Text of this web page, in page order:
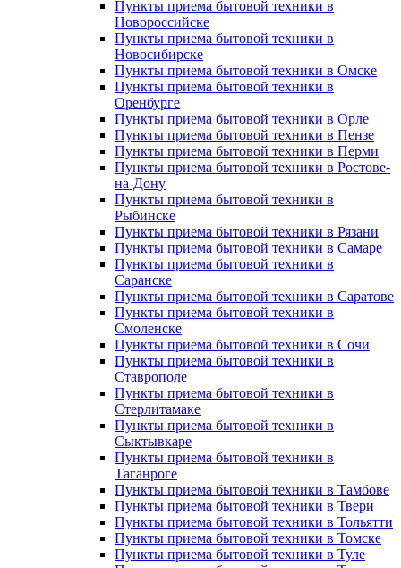
Пункты приема бытовой техники в
Новороссийске
Пункты приема бытовой техники в
Новосибирске
Пункты приема бытовой техники в Омске
Пункты приема бытовой техники в
Оренбурге
Пункты приема бытовой техники в Орле
Пункты приема бытовой техники в Пензе
Пункты приема бытовой техники в Перми
Пункты приема бытовой техники в Ростове-
на-Дону
Пункты приема бытовой техники в
Рыбинске
Пункты приема бытовой техники в Рязани
Пункты приема бытовой техники в Самаре
Пункты приема бытовой техники в
Саранске
Пункты приема бытовой техники в Саратове
Пункты приема бытовой техники в
Смоленске
Пункты приема бытовой техники в Сочи
Пункты приема бытовой техники в
Ставрополе
Пункты приема бытовой техники в
Стерлитамаке
Пункты приема бытовой техники в
Сыктывкаре
Пункты приема бытовой техники в
Таганроге
Пункты приема бытовой техники в Тамбове
Пункты приема бытовой техники в Твери
Пункты приема бытовой техники в Тольятти
Пункты приема бытовой техники в Томске
Пункты приема бытовой техники в Туле